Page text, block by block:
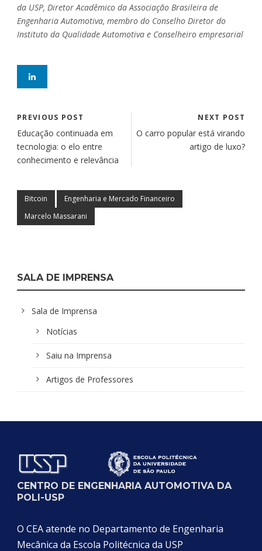
da USP, Diretor Acadêmico da Associação Brasileira de
Engenharia Automotiva, membro do Conselho Diretor do
Instituto da Qualidade Automotiva e Conselheiro empresarial
PREVIOUS POST
Educação continuada em
tecnologia: o elo entre
conhecimento e relevância
NEXT POST
O carro popular está virando
artigo de luxo?
Bitcoin
Engenharia e Mercado Financeiro
Marcelo Massarani
SALA DE IMPRENSA
Sala de Imprensa
Notícias
Saiu na Imprensa
Artigos de Professores
CENTRO DE ENGENHARIA AUTOMOTIVA DA
POLI-USP
O CEA atende no Departamento de Engenharia
Mecânica da Escola Politécnica da USP